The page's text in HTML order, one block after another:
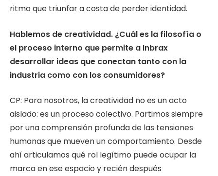
ritmo que triunfar a costa de perder identidad.
Hablemos de creatividad. ¿Cuál es la filosofía o
el proceso interno que permite a Inbrax
desarrollar ideas que conectan tanto con la
industria como con los consumidores?
CP: Para nosotros, la creatividad no es un acto
aislado: es un proceso colectivo. Partimos siempre
por una comprensión profunda de las tensiones
humanas que mueven un comportamiento. Desde
ahí articulamos qué rol legítimo puede ocupar la
marca en ese espacio y recién después